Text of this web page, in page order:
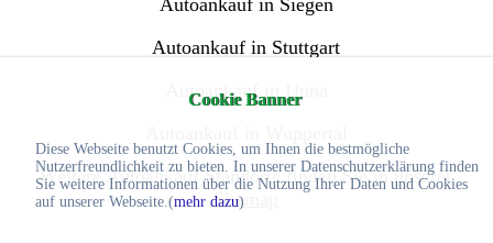
Cookie Banner
Diese Webseite benutzt Cookies, um Ihnen die bestmögliche
Nutzerfreundlichkeit zu bieten. In unserer Datenschutzerklärung finden
Sie weitere Informationen über die Nutzung Ihrer Daten und Cookies
auf unserer Webseite.(mehr dazu)
Autoankauf in Siegen
Autoankauf in Stuttgart
Autoankauf in Unna
Weitere Autoankauf Standorte finden Sie in unserer
Sitemap